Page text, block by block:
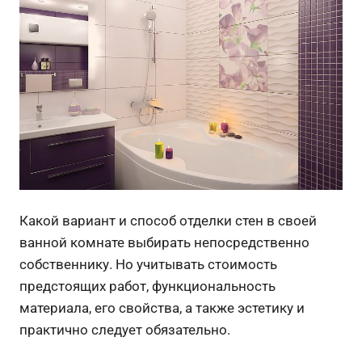
Какой вариант и способ отделки стен в своей
ванной комнате выбирать непосредственно
собственнику. Но учитывать стоимость
предстоящих работ, функциональность
материала, его свойства, а также эстетику и
практично следует обязательно.